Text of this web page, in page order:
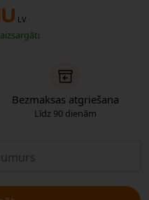
LV
Bezmaksas atgriešana
Līdz 90 dienām